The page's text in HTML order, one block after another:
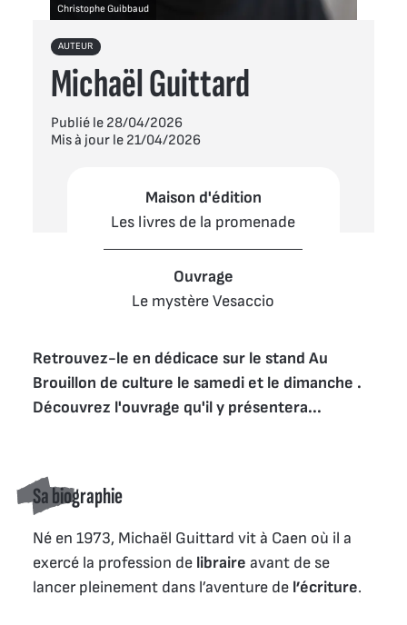
Christophe Guibbaud
AUTEUR
Michaël Guittard
Publié le 28/04/2026
Mis à jour le 21/04/2026
Maison d'édition
Les livres de la promenade
Ouvrage
Le mystère Vesaccio
Retrouvez-le en dédicace sur le stand Au
Brouillon de culture le samedi et le dimanche .
Découvrez l'ouvrage qu'il y présentera...
Sa biographie
Né en 1973, Michaël Guittard vit à Caen où il a
exercé la profession de libraire avant de se
lancer pleinement dans l’aventure de l’écriture.